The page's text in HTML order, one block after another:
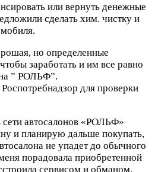
или вернуть денежные
сделать хим. чистку и
но определенные
заработать и им все равно
” РОЛЬФ”.
для проверки
автосалонов «РОЛЬФ»
и планирую дальше покупать,
не упадет до обычного
порадовала приобретенной
сервисом и обманом.